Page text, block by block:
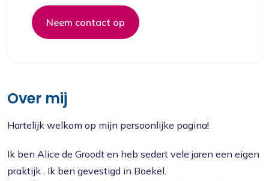
Over mij
Hartelijk welkom op mijn persoonlijke pagina!
Ik ben Alice de Groodt en heb sedert vele jaren een eigen
praktijk . Ik ben gevestigd in Boekel.
Neem contact op